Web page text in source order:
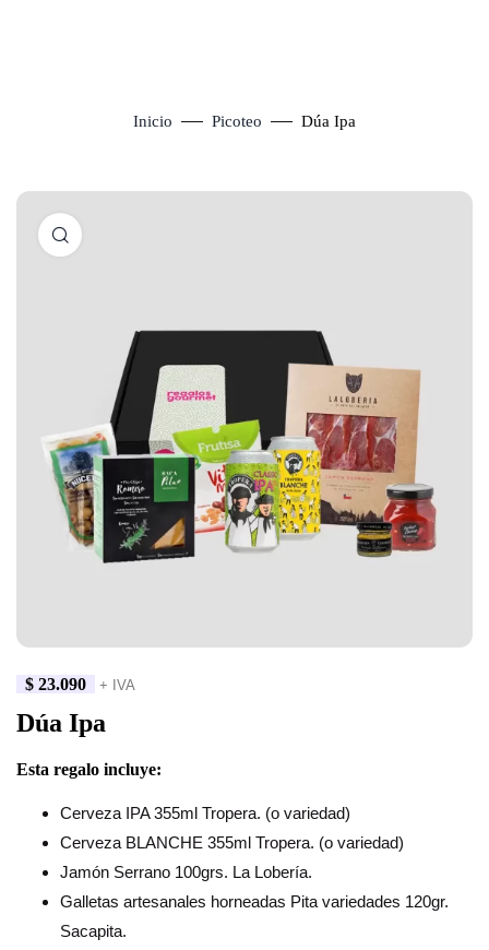
Inicio Picoteo Dúa Ipa
$ 23.090 + IVA
Dúa Ipa
Esta regalo incluye:
Cerveza IPA 355ml Tropera. (o variedad)
Cerveza BLANCHE 355ml Tropera. (o variedad)
Jamón Serrano 100grs. La Lobería.
Galletas artesanales horneadas Pita variedades 120gr.
Sacapita.